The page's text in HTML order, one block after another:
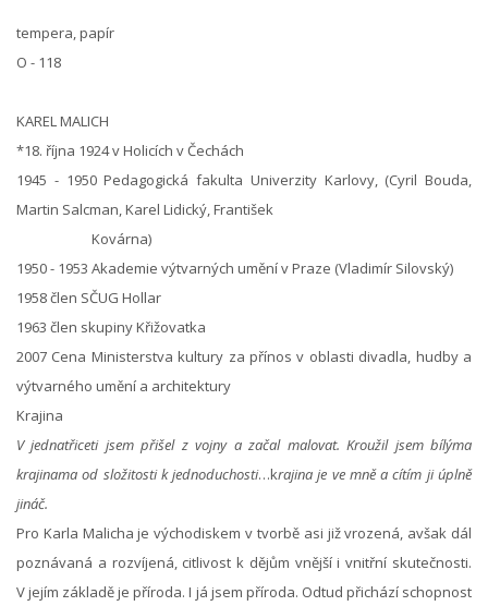
tempera, papír
O - 118
KAREL MALICH
*18. října 1924 v Holicích v Čechách
1945 - 1950 Pedagogická fakulta Univerzity Karlovy, (Cyril Bouda,
Martin Salcman, Karel Lidický, František
Kovárna)
1950 - 1953 Akademie výtvarných umění v Praze (Vladimír Silovský)
1958 člen SČUG Hollar
1963 člen skupiny Křižovatka
2007 Cena Ministerstva kultury za přínos v oblasti divadla, hudby a
výtvarného umění a architektury
Krajina
V jednatřiceti jsem přišel z vojny a začal malovat. Kroužil jsem bílýma
krajinama od složitosti k jednoduchosti…krajina je ve mně a cítím ji úplně
jináč.
Pro Karla Malicha je východiskem v tvorbě asi již vrozená, avšak dál
poznávaná a rozvíjená, citlivost k dějům vnější i vnitřní skutečnosti.
V jejím základě je příroda. I já jsem příroda. Odtud přichází schopnost